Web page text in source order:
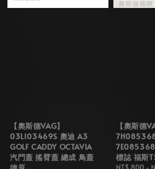
【奧斯德VAG】
03L103469S 奧迪 A3
GOLF CADDY OCTAVIA
汽門蓋 搖臂蓋 總成 鳥蓋
【奧斯德
標誌 福斯